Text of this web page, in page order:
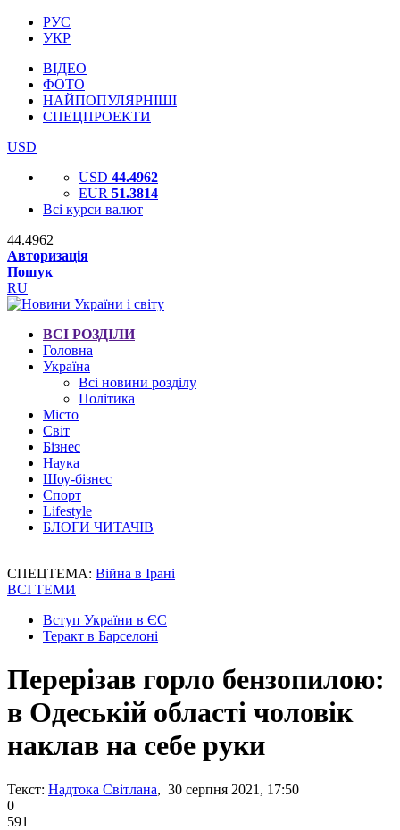
РУС
УКР
ВІДЕО
ФОТО
НАЙПОПУЛЯРНІШІ
СПЕЦПРОЕКТИ
USD
USD 44.4962
EUR 51.3814
Всі курси валют
44.4962
Авторизація
Пошук
RU
ВСІ РОЗДІЛИ
Головна
Україна
Всі новини розділу
Політика
Місто
Світ
Бізнес
Наука
Шоу-бізнес
Спорт
Lifestyle
БЛОГИ ЧИТАЧІВ
СПЕЦТЕМА: Війна в Ірані
ВСІ ТЕМИ
Вступ України в ЄС
Теракт в Барселоні
Перерізав горло бензопилою:
в Одеській області чоловік
наклав на себе руки
Текст: Надтока Світлана, 30 серпня 2021, 17:50
0
591